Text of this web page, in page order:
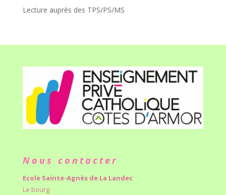
Lecture auprès des TPS/PS/MS
Nous contacter
Ecole Sainte-Agnès de La Landec
Le bourg